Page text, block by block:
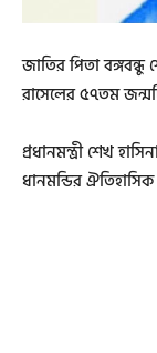
জাতির পিতা
রাসেলের ৫৭তম
প্রধানমন্ত্রী শেখ
ধানমন্ডির